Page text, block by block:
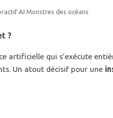
AI Monstres des océans
?
artificielle qui s’exécute
Un atout décisif pour une